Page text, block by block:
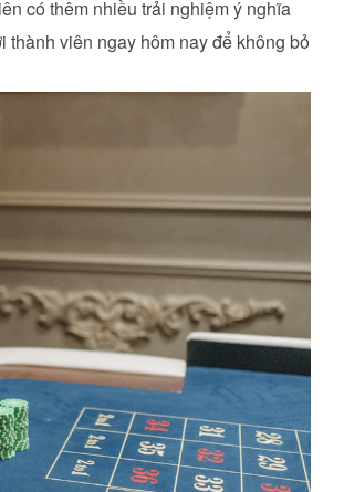
có thêm nhiều trải nghiệm ý nghĩa
viên ngay hôm nay để không bỏ